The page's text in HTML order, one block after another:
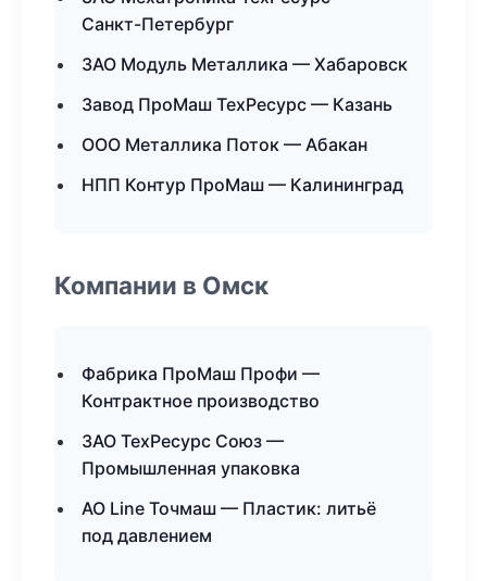
Санкт-Петербург
ЗАО Модуль Металлика — Хабаровск
Завод ПроМаш ТехРесурс — Казань
ООО Металлика Поток — Абакан
НПП Контур ПроМаш — Калининград
Компании в Омск
Фабрика ПроМаш Профи —
Контрактное производство
ЗАО ТехРесурс Союз —
Промышленная упаковка
АО Line Точмаш — Пластик: литьё
под давлением